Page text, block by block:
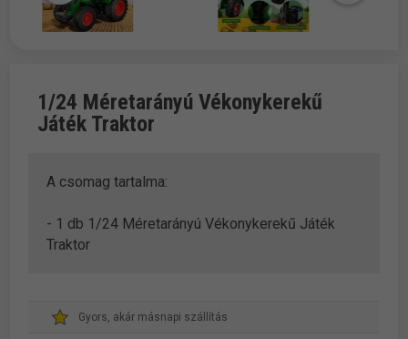
1/24 Méretarányú Vékonykerekű
Játék Traktor
A csomag tartalma:
- 1 db 1/24 Méretarányú Vékonykerekű Játék
Traktor
Gyors, akár másnapi szállítás